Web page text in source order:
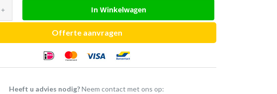
In Winkelwagen
Offerte aanvragen
Heeft u advies nodig?Neem contact met ons op: